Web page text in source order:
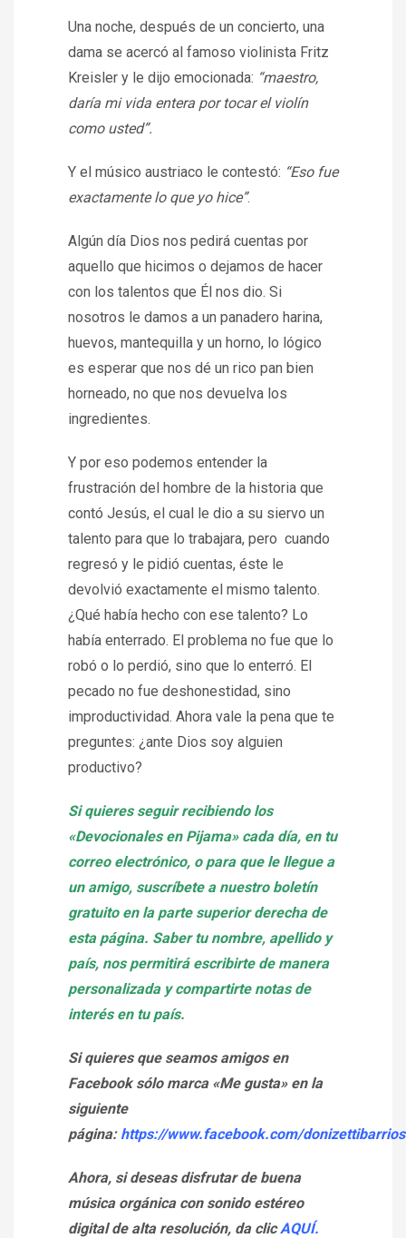
Una noche, después de un concierto, una
dama se acercó al famoso violinista Fritz
Kreisler y le dijo emocionada: “maestro,
daría mi vida entera por tocar el violín
como usted”.
Y el músico austriaco le contestó: “Eso fue
exactamente lo que yo hice”.
Algún día Dios nos pedirá cuentas por
aquello que hicimos o dejamos de hacer
con los talentos que Él nos dio. Si
nosotros le damos a un panadero harina,
huevos, mantequilla y un horno, lo lógico
es esperar que nos dé un rico pan bien
horneado, no que nos devuelva los
ingredientes.
Y por eso podemos entender la
frustración del hombre de la historia que
contó Jesús, el cual le dio a su siervo un
talento para que lo trabajara, pero cuando
regresó y le pidió cuentas, éste le
devolvió exactamente el mismo talento.
¿Qué había hecho con ese talento? Lo
había enterrado. El problema no fue que lo
robó o lo perdió, sino que lo enterró. El
pecado no fue deshonestidad, sino
improductividad. Ahora vale la pena que te
preguntes: ¿ante Dios soy alguien
productivo?
Si quieres seguir recibiendo los
«Devocionales en Pijama» cada día, en tu
correo electrónico, o para que le llegue a
un amigo, suscríbete a nuestro boletín
gratuito en la parte superior derecha de
esta página. Saber tu nombre, apellido y
país, nos permitirá escribirte de manera
personalizada y compartirte notas de
interés en tu país.
Si quieres que seamos amigos en
Facebook sólo marca «Me gusta» en la
siguiente
página: https://www.facebook.com/donizettibarrios
Ahora, si deseas disfrutar de buena
música orgánica con sonido estéreo
digital de alta resolución, da clicAQUÍ.